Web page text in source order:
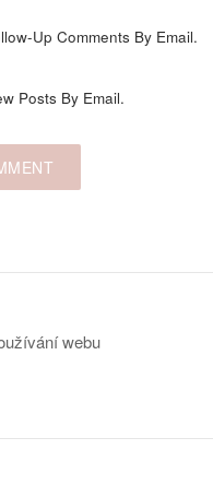
Up Comments By Email.
Posts By Email.
webu